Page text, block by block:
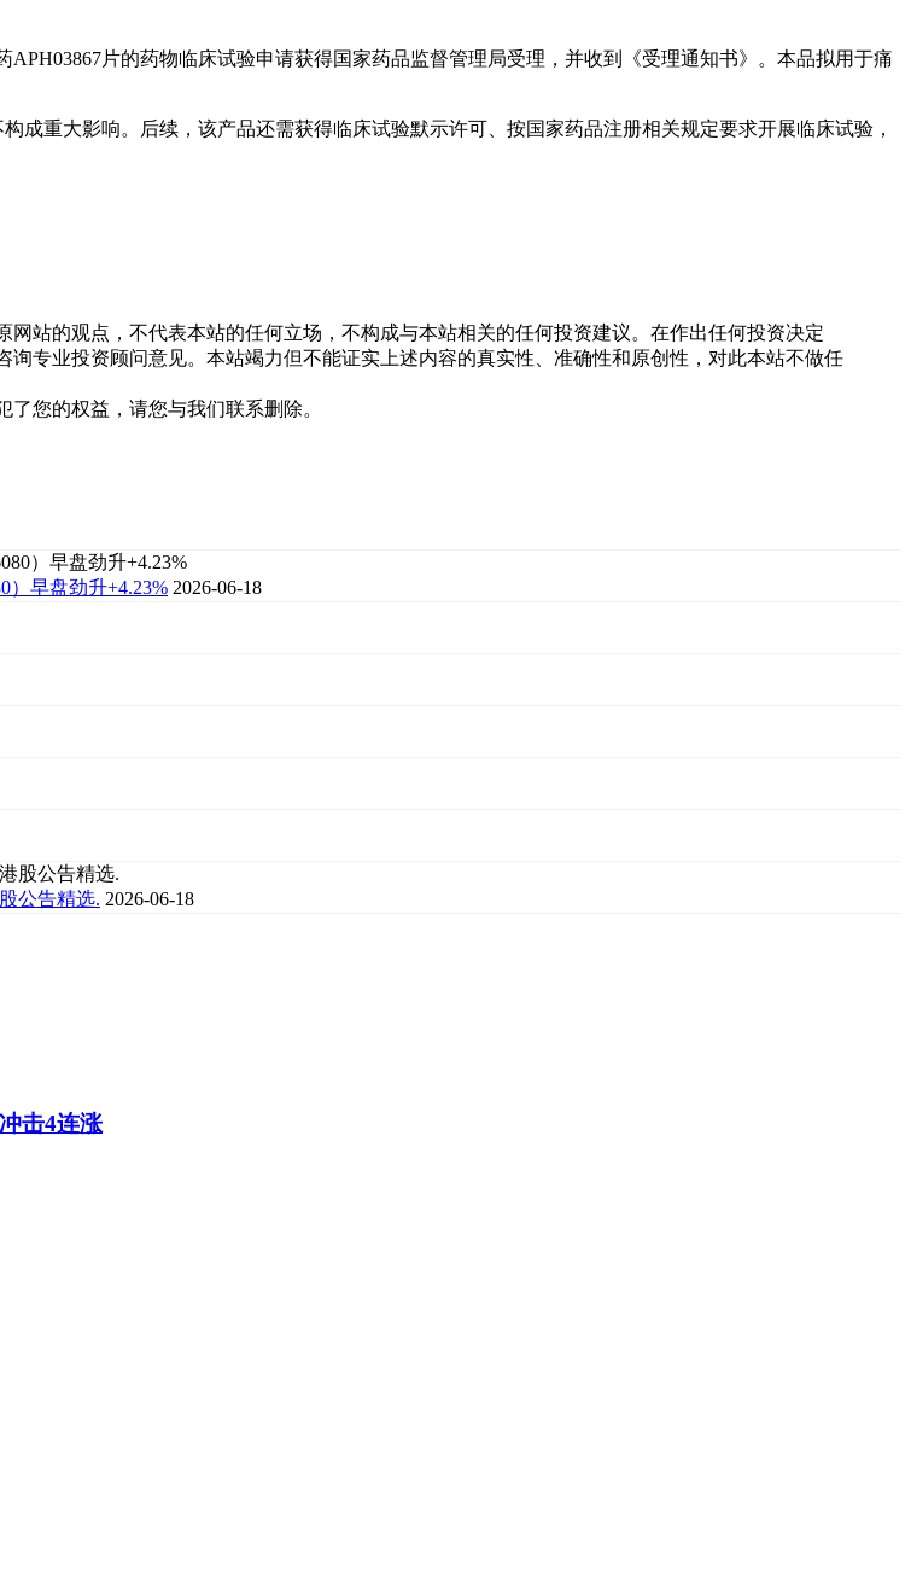
片的药物临床试验申请获得国家药品监督管理局受理，并收到《受理通知书》。本品拟用于痛
重大影响。后续，该产品还需获得临床试验默示许可、按国家药品注册相关规定要求开展临床试验，
站的观点，不代表本站的任何立场，不构成与本站相关的任何投资建议。在作出任何投资决定
专业投资顾问意见。本站竭力但不能证实上述内容的真实性、准确性和原创性，对此本站不做任
您的权益，请您与我们联系删除。
）早盘劲升+4.23% 2026-06-18
公告精选. 2026-06-18
击4连涨